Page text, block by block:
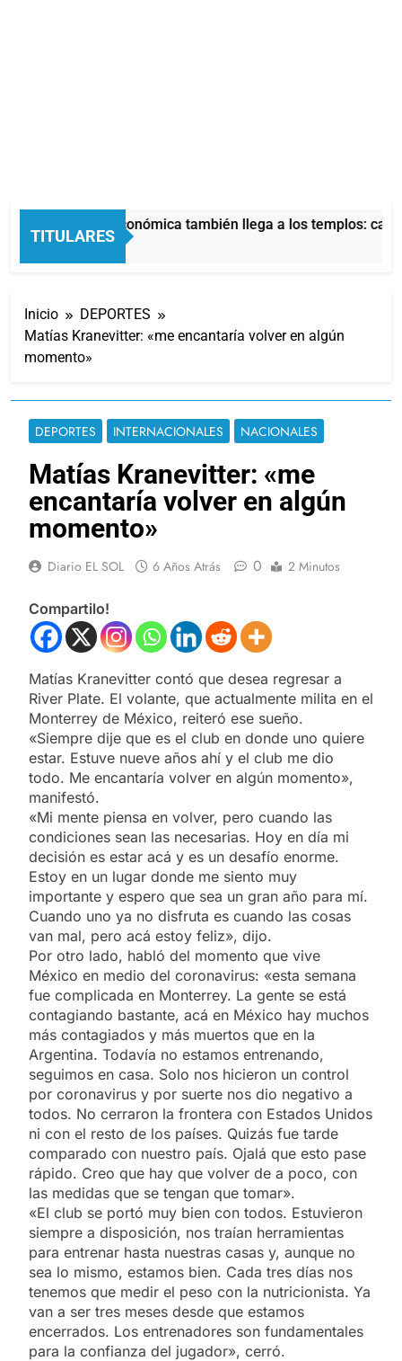
TITULARES
La crisis económica también llega a los templos:
2 Horas Atrás
Inicio
DEPORTES
Matías Kranevitter: «me encantaría volver en algún
momento»
DEPORTES INTERNACIONALES NACIONALES
Matías Kranevitter: «me
encantaría volver en algún
momento»
Diario EL SOL 6 Años Atrás 0 2 Minutos
Compartilo!
Matías Kranevitter contó que desea regresar a
River Plate. El volante, que actualmente milita en el
Monterrey de México, reiteró ese sueño.
«Siempre dije que es el club en donde uno quiere
estar. Estuve nueve años ahí y el club me dio
todo. Me encantaría volver en algún momento»,
manifestó.
«Mi mente piensa en volver, pero cuando las
condiciones sean las necesarias. Hoy en día mi
decisión es estar acá y es un desafío enorme.
Estoy en un lugar donde me siento muy
importante y espero que sea un gran año para mí.
Cuando uno ya no disfruta es cuando las cosas
van mal, pero acá estoy feliz», dijo.
Por otro lado, habló del momento que vive
México en medio del coronavirus: «esta semana
fue complicada en Monterrey. La gente se está
contagiando bastante, acá en México hay muchos
más contagiados y más muertos que en la
Argentina. Todavía no estamos entrenando,
seguimos en casa. Solo nos hicieron un control
por coronavirus y por suerte nos dio negativo a
todos. No cerraron la frontera con Estados Unidos
ni con el resto de los países. Quizás fue tarde
comparado con nuestro país. Ojalá que esto pase
rápido. Creo que hay que volver de a poco, con
las medidas que se tengan que tomar».
«El club se portó muy bien con todos. Estuvieron
siempre a disposición, nos traían herramientas
para entrenar hasta nuestras casas y, aunque no
sea lo mismo, estamos bien. Cada tres días nos
tenemos que medir el peso con la nutricionista. Ya
van a ser tres meses desde que estamos
encerrados. Los entrenadores son fundamentales
para la confianza del jugador», cerró.